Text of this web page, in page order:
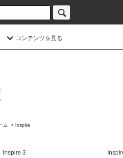
コンテンツを見る
ム > Inspire
Inspire 3